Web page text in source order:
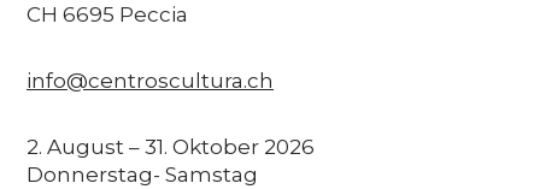
CH 6695 Peccia
info@centroscultura.ch
2. August – 31. Oktober 2026
Donnerstag- Samstag